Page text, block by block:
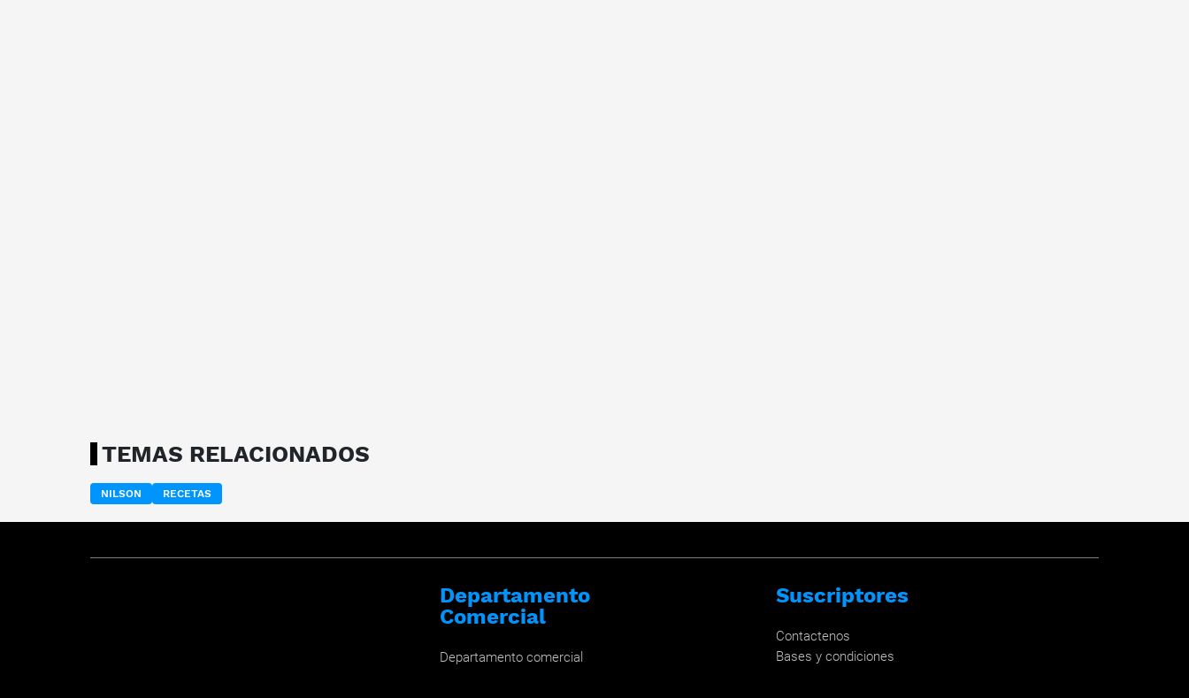
TEMAS RELACIONADOS
NILSON RECETAS
Departamento
Comercial
Departamento comercial
Suscriptores
Contactenos
Bases y condiciones